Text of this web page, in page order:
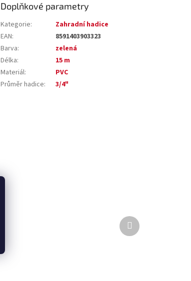
Doplňkové parametry
Kategorie:
Zahradní hadice
EAN:
8591403903323
Barva:
zelená
Délka:
15 m
Materiál:
PVC
Průměr hadice: 3/4"
Další
produkt